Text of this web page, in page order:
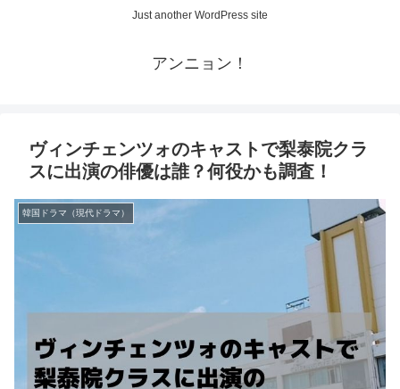
Just another WordPress site
アンニョン！
ヴィンチェンツォのキャストで梨泰院クラ
スに出演の俳優は誰？何役かも調査！
韓国ドラマ（現代ドラマ）